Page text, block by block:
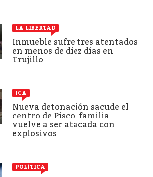
LA LIBERTAD
Inmueble sufre tres atentados
en menos de diez días en
Trujillo
ICA
Nueva detonación sacude el
centro de Pisco: familia
vuelve a ser atacada con
explosivos
POLÍTICA